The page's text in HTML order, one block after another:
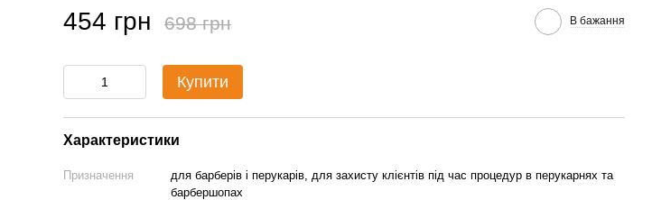
454 грн 698 грн В бажання
Купити
Характеристики
Призначення
для барберів і перукарів, для захисту клієнтів під час процедур в перукарнях та
барбершопах